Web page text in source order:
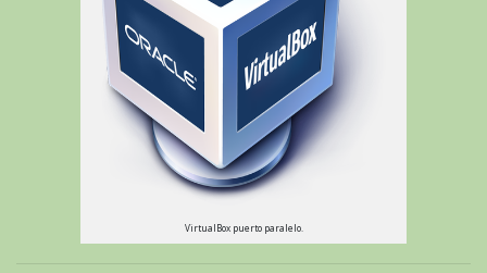
VirtualBox puerto paralelo.